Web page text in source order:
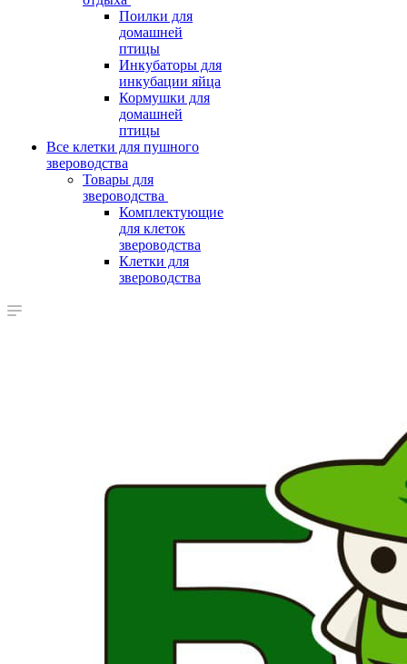
Поилки для
домашней
птицы
Инкубаторы для
инкубации яйца
Кормушки для
домашней
птицы
Все клетки для пушного
звероводства
Товары для
звероводства
Комплектующие
для клеток
звероводства
Клетки для
звероводства